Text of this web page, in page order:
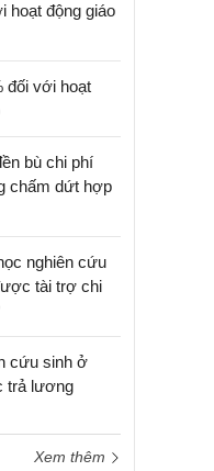
hoạt động giáo
đối với hoạt
bù chi phí
chấm dứt hợp
nghiên cứu
tài trợ chi
cứu sinh ở
trả lương
Xem thêm